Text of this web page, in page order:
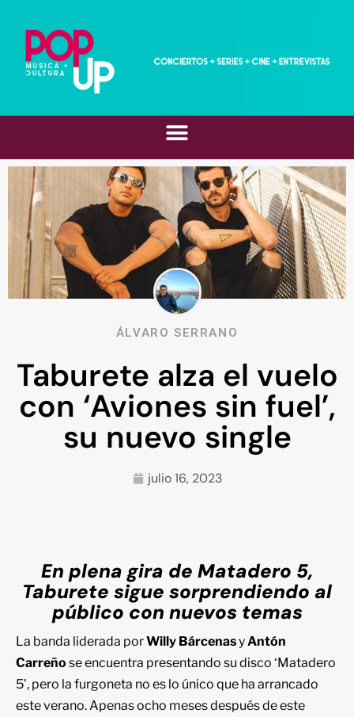
ÁLVARO SERRANO
Taburete alza el vuelo
con ‘Aviones sin fuel’,
su nuevo single
julio 16, 2023
En plena gira de Matadero 5,
Taburete sigue sorprendiendo al
público con nuevos temas
La banda liderada porWilly BárcenasyAntón
Carreño se encuentra presentando su disco ‘Matadero
5’, pero la furgoneta no es lo único que ha arrancado
este verano. Apenas ocho meses después de este